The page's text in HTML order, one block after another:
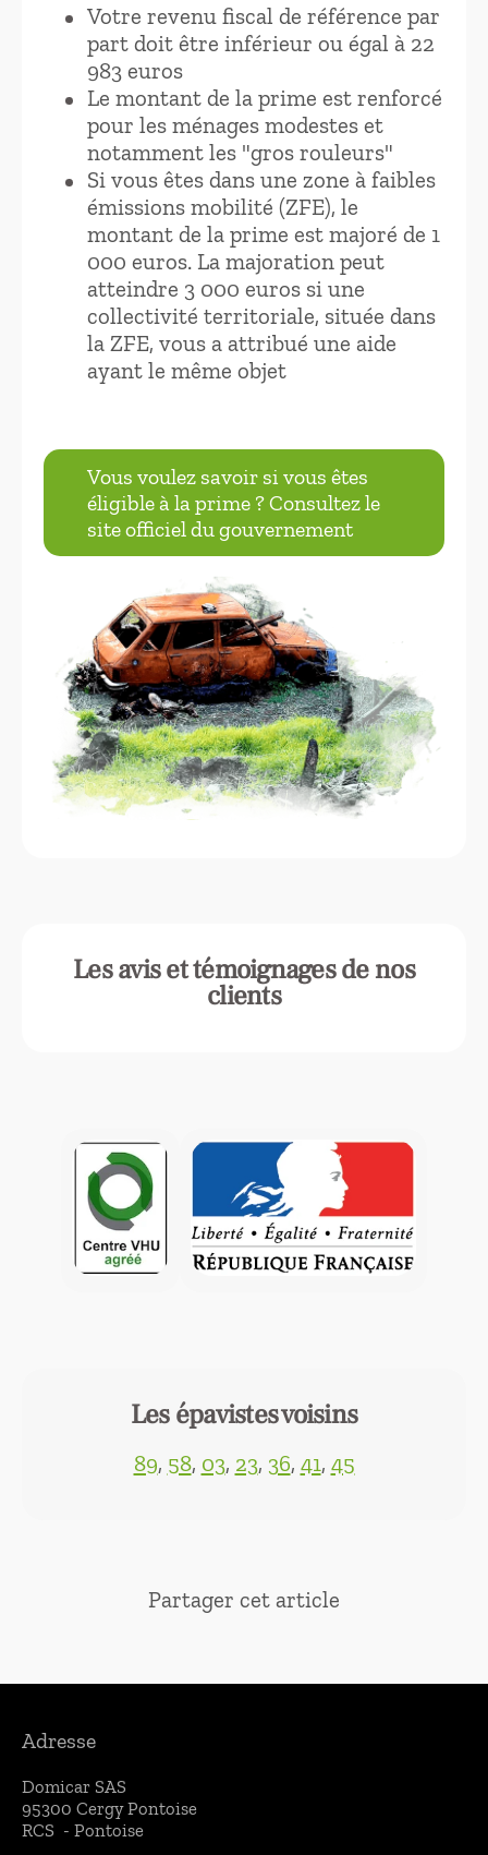
Votre revenu fiscal de référence par
part doit être inférieur ou égal à 22
983 euros
Le montant de la prime est renforcé
pour les ménages modestes et
notamment les "gros rouleurs"
Si vous êtes dans une zone à faibles
émissions mobilité (ZFE), le
montant de la prime est majoré de 1
000 euros. La majoration peut
atteindre 3 000 euros si une
collectivité territoriale, située dans
la ZFE, vous a attribué une aide
ayant le même objet
Vous voulez savoir si vous êtes
éligible à la prime ? Consultez le
site officiel du gouvernement
Les avis et témoignages de nos
clients
Les épavistes voisins
89, 58, 03, 23, 36, 41, 45
Partager cet article
Adresse
Domicar SAS
95300 CergyPontoise
RCS - Pontoise